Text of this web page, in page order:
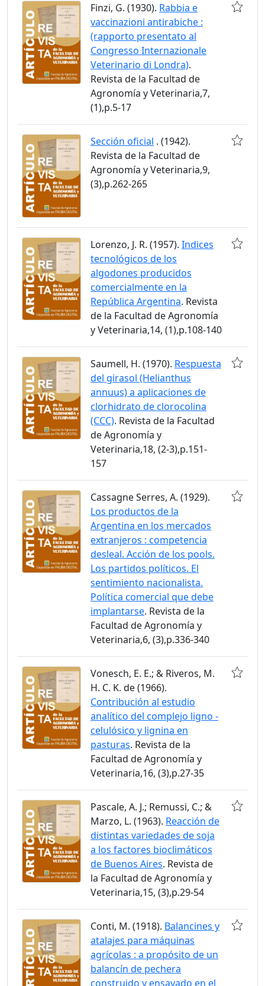
Finzi, G. (1930). Rabbia e
vaccinazioni antirabiche :
(rapporto presentato al
Congresso Internazionale
Veterinario di Londra).
Revista de la Facultad de
Agronomía y Veterinaria,7,
(1),p.5-17
Sección oficial . (1942).
Revista de la Facultad de
Agronomía y Veterinaria,9,
(3),p.262-265
Lorenzo, J. R. (1957). Indices
tecnológicos de los
algodones producidos
comercialmente en la
República Argentina. Revista
de la Facultad de Agronomía
y Veterinaria,14, (1),p.108-140
Saumell, H. (1970). Respuesta
del girasol (Helianthus
annuus) a aplicaciones de
clorhidrato de clorocolina
(CCC). Revista de la Facultad
de Agronomía y
Veterinaria,18, (2-3),p.151-
157
Cassagne Serres, A. (1929).
Los productos de la
Argentina en los mercados
extranjeros : competencia
desleal. Acción de los pools.
Los partidos políticos. El
sentimiento nacionalista.
Política comercial que debe
implantarse. Revista de la
Facultad de Agronomía y
Veterinaria,6, (3),p.336-340
Vonesch, E. E.; & Riveros, M.
H. C. K. de (1966).
Contribución al estudio
analítico del complejo ligno -
celulósico y lignina en
pasturas. Revista de la
Facultad de Agronomía y
Veterinaria,16, (3),p.27-35
Pascale, A. J.; Remussi, C.; &
Marzo, L. (1963). Reacción de
distintas variedades de soja
a los factores bioclimáticos
de Buenos Aires. Revista de
la Facultad de Agronomía y
Veterinaria,15, (3),p.29-54
Conti, M. (1918). Balancines y
atalajes para máquinas
agrícolas : a propósito de un
balancín de pechera
construido y ensayado en el